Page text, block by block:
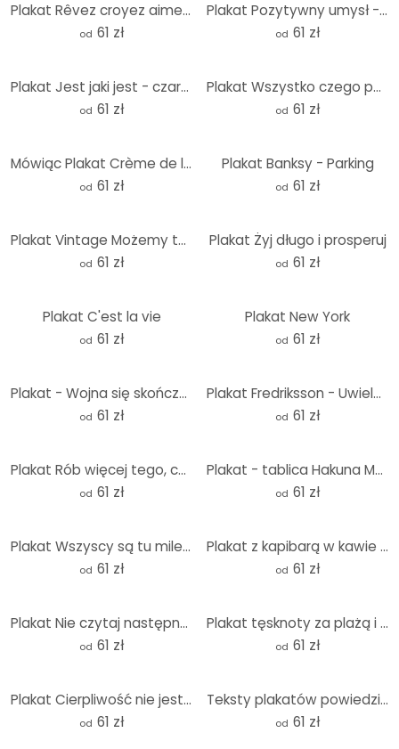
Plakat Rêvez croyez aimez vivez
od 61 zł
Plakat Pozytywny umysł - pozytywne życie - KsanaKalpa
od 61 zł
Plakat Jest jaki jest - czarny
od 61 zł
Plakat Wszystko czego potrzebujesz to sen
od 61 zł
Mówiąc Plakat Crème de la crème
od 61 zł
Plakat Banksy - Parking
od 61 zł
Plakat Vintage Możemy to zrobić
od 61 zł
Plakat Żyj długo i prosperuj
od 61 zł
Plakat C'est la vie
od 61 zł
Plakat New York
od 61 zł
Plakat - Wojna się skończyła
od 61 zł
Plakat Fredriksson - Uwielbiam zapach kawy o poranku
od 61 zł
Plakat Rób więcej tego, co cię uszczęśliwia
od 61 zł
Plakat - tablica Hakuna Matata
od 61 zł
Plakat Wszyscy są tu mile widziani - KsanaKalpa
od 61 zł
Plakat z kapibarą w kawie - Capychino
od 61 zł
Plakat Nie czytaj następnego zdania
od 61 zł
Plakat tęsknoty za plażą i morzem - Soley
od 61 zł
Plakat Cierpliwość nie jest moją podstawową kompetencją
od 61 zł
Teksty plakatów powiedziałem hip hop
od 61 zł